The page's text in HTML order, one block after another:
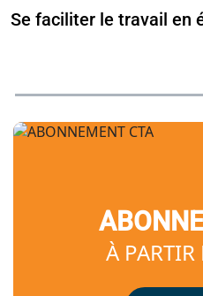
Se faciliter le travail en
À